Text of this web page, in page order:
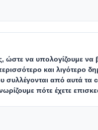
να γίνουμε οι
αφοσιωμένους και
μας σε όλο
μοντέλου
ενός
καλύτερα στον